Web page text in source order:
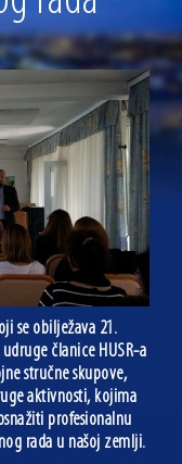
završen Vinski mjesec
Osijeka. Gradonačelnik
broj djece, te najavio cjelovitu
obilježio 30 godina
mjera komarci ove godine pod
zahvalnosti i Dan
se obilježava 21.
članice HUSR-a
stručne skupove,
aktivnosti, kojima
profesionalnu
rada u našoj zemlji.